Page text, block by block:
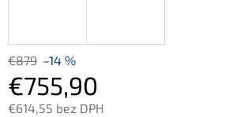
€879 –14 %
€755,90
€614,55 bez DPH